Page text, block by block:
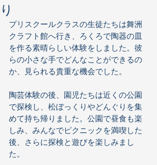
り
プリスクールクラスの生徒たちは舞洲
クラフト館へ行き、ろくろで陶器の皿
を作る素晴らしい体験をしました。彼
らの小さな手でどんなことができるの
か、見られる貴重な機会でした。
陶芸体験の後、園児たちは近くの公園
で探検し、松ぼっくりやどんぐりを集
めて持ち帰りました。公園で昼食も楽
しみ、みんなでピクニックを満喫した
後、さらに探検と遊びを楽しみまし
た。